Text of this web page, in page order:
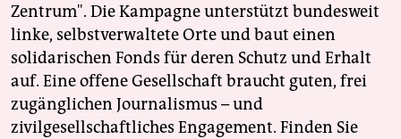
Zentrum". Die Kampagne unterstützt bundesweit
linke, selbstverwaltete Orte und baut einen
solidarischen Fonds für deren Schutz und Erhalt
auf. Eine offene Gesellschaft braucht guten, frei
zugänglichen Journalismus – und
zivilgesellschaftliches Engagement. Finden Sie